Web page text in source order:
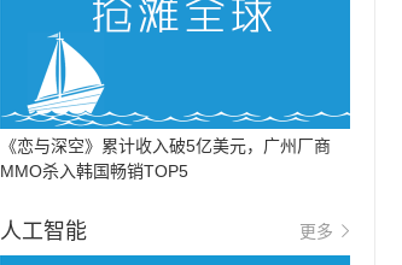
《恋与深空》累计收入破5亿美元，广州厂商
MMO杀入韩国畅销TOP5
人工智能 更多